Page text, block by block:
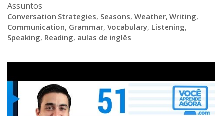
Assuntos
Conversation Strategies, Seasons, Weather, Writing,
Communication, Grammar, Vocabulary, Listening,
Speaking, Reading, aulas de inglês